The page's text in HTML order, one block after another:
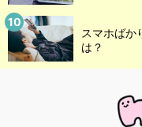
スマホばか
は？